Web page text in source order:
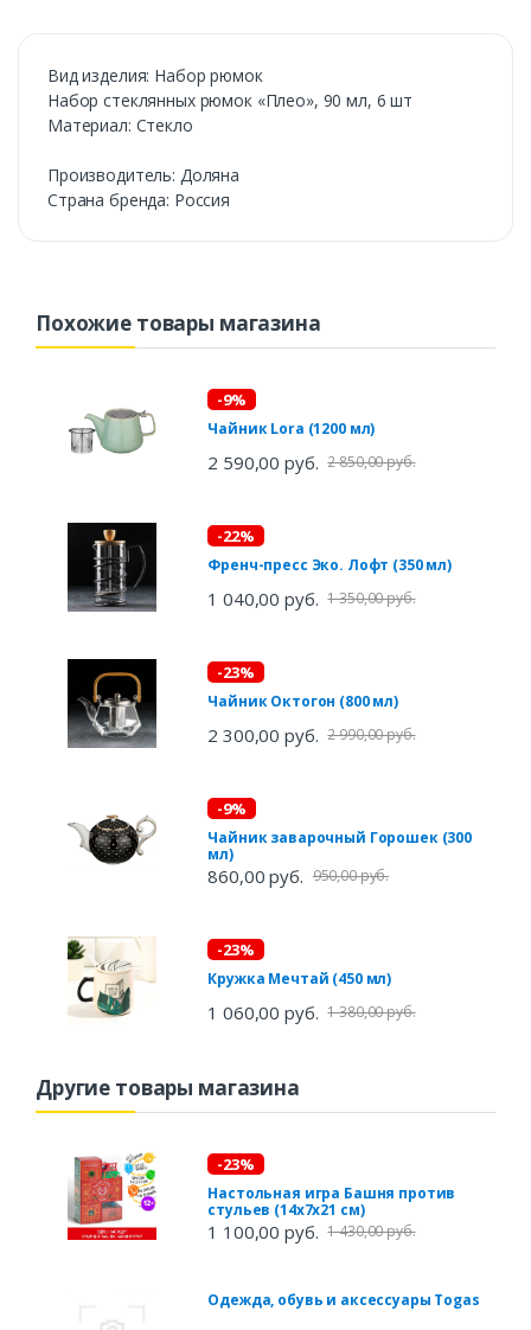
Вид изделия: Набор рюмок
Набор стеклянных рюмок «Плео», 90 мл, 6 шт
Материал: Стекло
Производитель: Доляна
Страна бренда: Россия
Похожие товары магазина
-9%
Чайник Lora (1200 мл)
2 590,00 руб. 2 850,00 руб.
-22%
Френч-пресс Эко. Лофт (350 мл)
1 040,00 руб. 1 350,00 руб.
-23%
Чайник Октогон (800 мл)
2 300,00 руб. 2 990,00 руб.
-9%
Чайник заварочный Горошек (300
мл)
860,00 руб. 950,00 руб.
-23%
Кружка Мечтай (450 мл)
1 060,00 руб. 1 380,00 руб.
Другие товары магазина
-23%
Настольная игра Башня против
стульев (14х7х21 см)
1 100,00 руб. 1 430,00 руб.
Одежда, обувь и аксессуары Togas